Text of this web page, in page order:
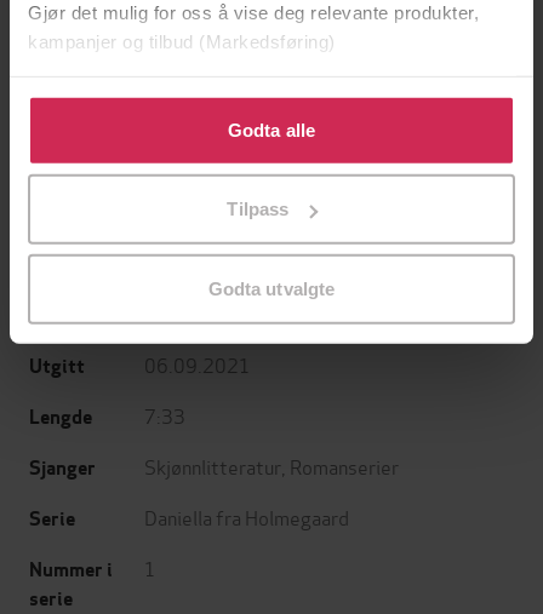
Gjør det mulig for oss å vise deg relevante produkter,
kampanjer og tilbud (Markedsføring)
Klikk på «Godta alle» for å gi oss ditt samtykke til å
bruke cookies for alle disse formålene. Du kan også
tilpasse ditt samtykke til spesifikke formål ved å klikke
Godta alle
Tilpass
Godta utvalgte
199,-
Monster
LYDBOK
299,-
Den argentinske
LYDBOK
Forfattere Trude Brænne Larssen(forfatter),Pernille
Øiestad(innleser)
Forlag
Utgitt 06.09.2021
Lengde 7:33
Sjanger Skjønnlitteratur Romanserier
Serie Daniella fra Holmegaard
Nummer i
serie
1